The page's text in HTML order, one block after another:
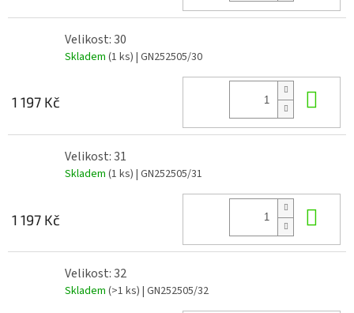
Velikost: 30
Skladem (1 ks) | GN252505/30
1 197 Kč
Velikost: 31
Skladem (1 ks) | GN252505/31
1 197 Kč
Velikost: 32
Skladem (>1 ks) | GN252505/32